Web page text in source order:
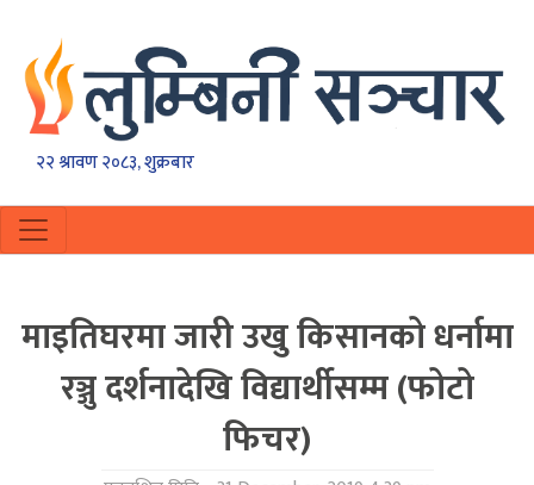
२२ श्रावण २०८३, शुक्रबार
माइतिघरमा जारी उखु किसानकाे धर्नामा
रञ्जु दर्शनादेखि विद्यार्थीसम्म (फाेटाे
फिचर)